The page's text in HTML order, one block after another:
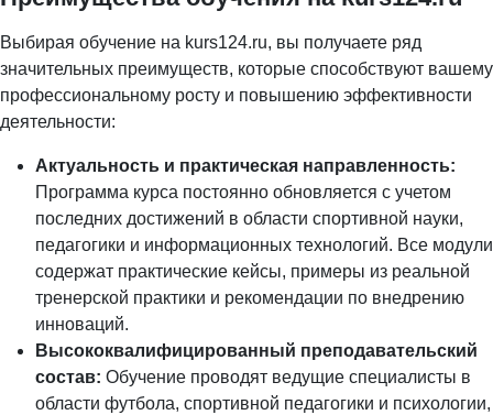
Выбирая обучение на kurs124.ru, вы получаете ряд
значительных преимуществ, которые способствуют вашему
профессиональному росту и повышению эффективности
деятельности:
Актуальность и практическая направленность:
Программа курса постоянно обновляется с учетом
последних достижений в области спортивной науки,
педагогики и информационных технологий. Все модули
содержат практические кейсы, примеры из реальной
тренерской практики и рекомендации по внедрению
инноваций.
Высококвалифицированный преподавательский
состав: Обучение проводят ведущие специалисты в
области футбола, спортивной педагогики и психологии,